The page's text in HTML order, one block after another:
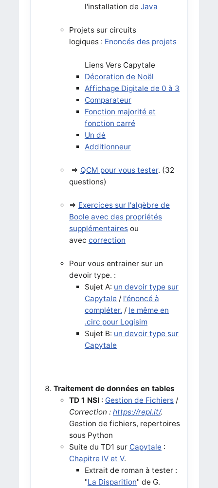
l'installation de Java
Projets sur circuits
logiques : Enoncés des projets
Liens Vers Capytale
Décoration de Noël
Affichage Digitale de 0 à 3
Comparateur
Fonction majorité et
fonction carré
Un dé
Additionneur
=> QCM pour vous tester. (32
questions)
=> Exercices sur l'algèbre de
Boole avec des propriétés
supplémentairesou
avec correction
Pour vous entrainer sur un
devoir type. :
Sujet A: un devoir type sur
Capytale / l'énoncé à
compléter. / le même en
.circ pour Logisim
Sujet B: un devoir type sur
Capytale
Traitement de données en tables
TD 1 NSI: Gestion de Fichiers/
Correction : https://repl.it/.
Gestion de fichiers, repertoires
sous Python
Suite du TD1 sur Capytale :
Chapitre IV et V.
Extrait de roman à tester :
"La Disparition" de G.